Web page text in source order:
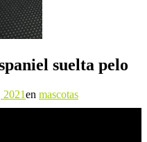
suelta pelo
en mascotas